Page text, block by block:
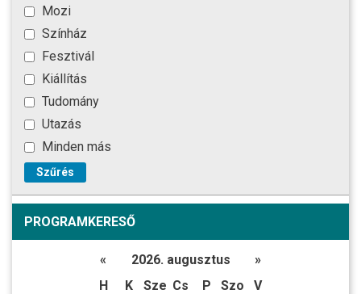
Mozi
Színház
Fesztivál
Kiállítás
Tudomány
Utazás
Minden más
Szűrés
PROGRAMKERESŐ
« 2026. augusztus
»
H
K Sze Cs P Szo
V